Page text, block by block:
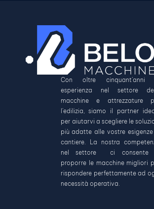
Con oltre cinquant’anni
esperienza nel settore
macchine e attrezzature
l’edilizia, siamo il partner
per aiutarvi a scegliere le
più adatte alle vostre esigenze
cantiere. La nostra
nel settore ci consente
proporre le macchine migliori
rispondere perfettamente ad
necessità operativa.